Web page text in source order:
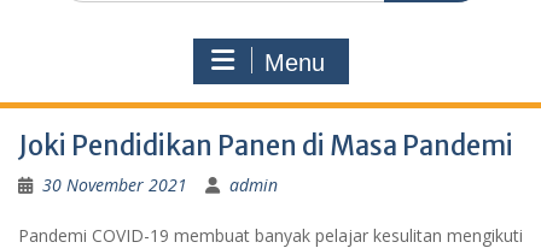
Menu
Joki Pendidikan Panen di Masa Pandemi
30 November 2021 admin
Pandemi COVID-19 membuat banyak pelajar kesulitan mengikuti